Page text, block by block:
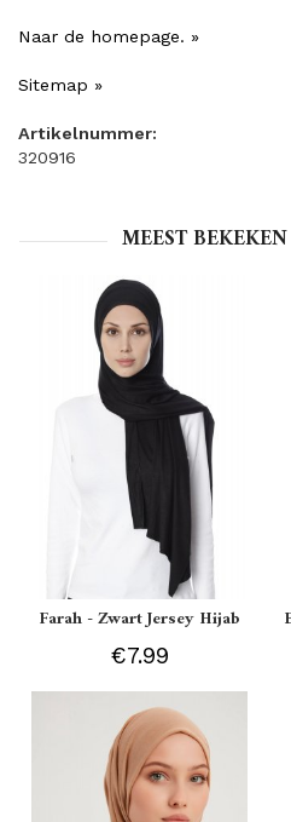
Naar de homepage. »
Sitemap »
Artikelnummer:
320916
MEEST
Farah - Zwart Jersey Hijab
€7.99